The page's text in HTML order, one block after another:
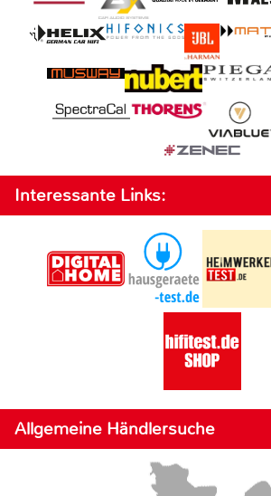
Interessante Links:
Allgemeine Händlersuche